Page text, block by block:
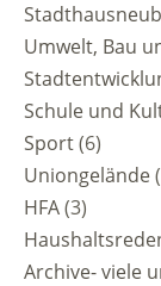
Umwelt, Bau
Schule und
Sport(6)
Uniongelände
HFA(3)
Archive- viele